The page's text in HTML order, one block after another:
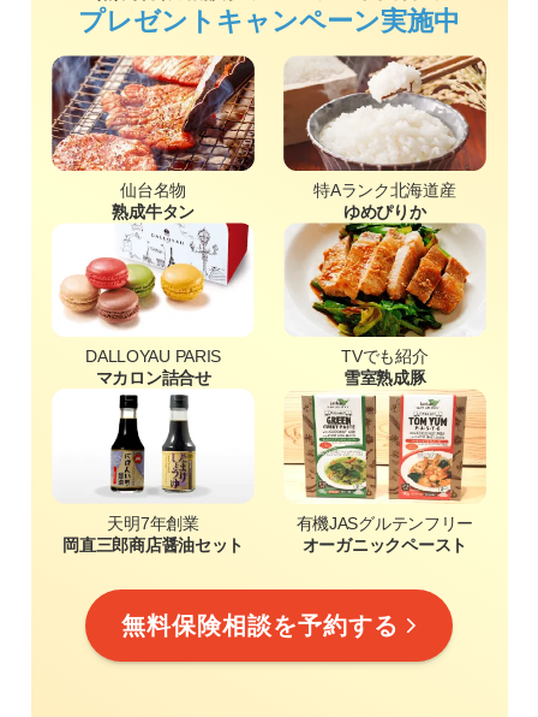
プレゼントキャンペーン実施中
仙台名物
熟成牛タン
特Aランク北海道産
ゆめぴりか
DALLOYAU PARIS
マカロン詰合せ
TVでも紹介
雪室熟成豚
天明7年創業
岡直三郎商店醤油セット
有機JASグルテンフリー
オーガニックペースト
無料保険相談を予約する